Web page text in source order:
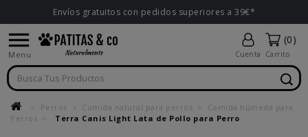
Envíos gratuitos con pedidos superiores a 39€*

Menu Cuenta
(0)
Carrito
Perros Comida natural para perros
Comida húmeda para
Perros
Terra Canis Light Lata de Pollo para Perro